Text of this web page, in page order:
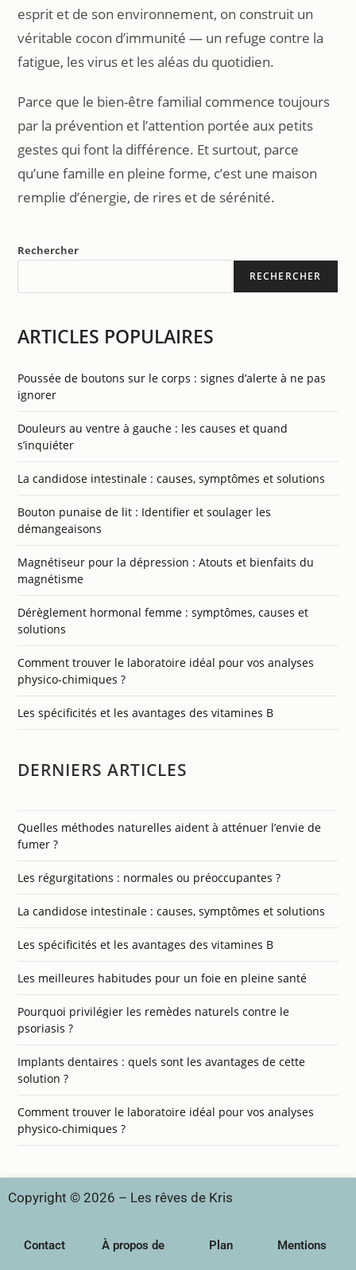
esprit et de son environnement, on construit un
véritable cocon d’immunité — un refuge contre la
fatigue, les virus et les aléas du quotidien.
Parce que le bien-être familial commence toujours
par la prévention et l’attention portée aux petits
gestes qui font la différence. Et surtout, parce
qu’une famille en pleine forme, c’est une maison
remplie d’énergie, de rires et de sérénité.
Rechercher
RECHERCHER
ARTICLES POPULAIRES
Poussée de boutons sur le corps : signes d’alerte à ne pas
ignorer
Douleurs au ventre à gauche : les causes et quand
s’inquiéter
La candidose intestinale : causes, symptômes et solutions
Bouton punaise de lit : Identifier et soulager les
démangeaisons
Magnétiseur pour la dépression : Atouts et bienfaits du
magnétisme
Dérèglement hormonal femme : symptômes, causes et
solutions
Comment trouver le laboratoire idéal pour vos analyses
physico-chimiques ?
Les spécificités et les avantages des vitamines B
DERNIERS ARTICLES
Quelles méthodes naturelles aident à atténuer l’envie de
fumer ?
Les régurgitations : normales ou préoccupantes ?
La candidose intestinale : causes, symptômes et solutions
Les spécificités et les avantages des vitamines B
Les meilleures habitudes pour un foie en pleine santé
Pourquoi privilégier les remèdes naturels contre le
psoriasis ?
Implants dentaires : quels sont les avantages de cette
solution ?
Comment trouver le laboratoire idéal pour vos analyses
physico-chimiques ?
Copyright © 2026 – Les rêves de Kris
Contact À propos de Plan Mentions